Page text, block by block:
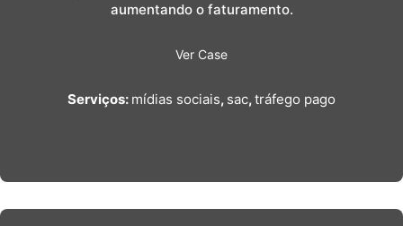
aumentando o faturamento.
Ver Case
Serviços: mídias sociais, sac,tráfego pago